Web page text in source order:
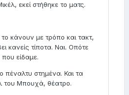
εκεί στήθηκε το ματς.
κάνουν με τρόπο και τακτ,
κανείς τίποτα. Ναι. Οπότε
είδαμε.
πέναλτυ στημένα. Και τα
του Μπουχά, θέατρο.